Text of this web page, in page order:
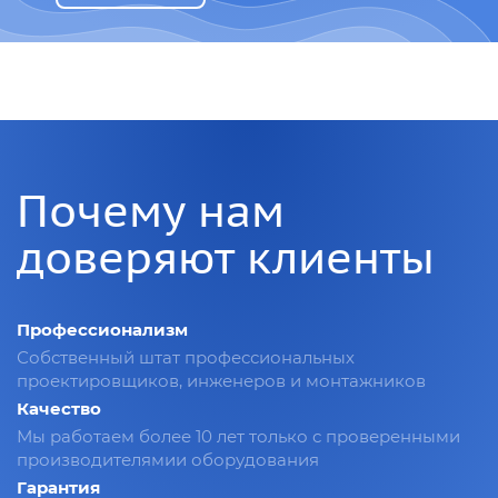
Почему нам
доверяют клиенты
Профессионализм
Собственный штат профессиональных
проектировщиков, инженеров и монтажников
Качество
Мы работаем более 10 лет только с проверенными
производителямии оборудования
Гарантия